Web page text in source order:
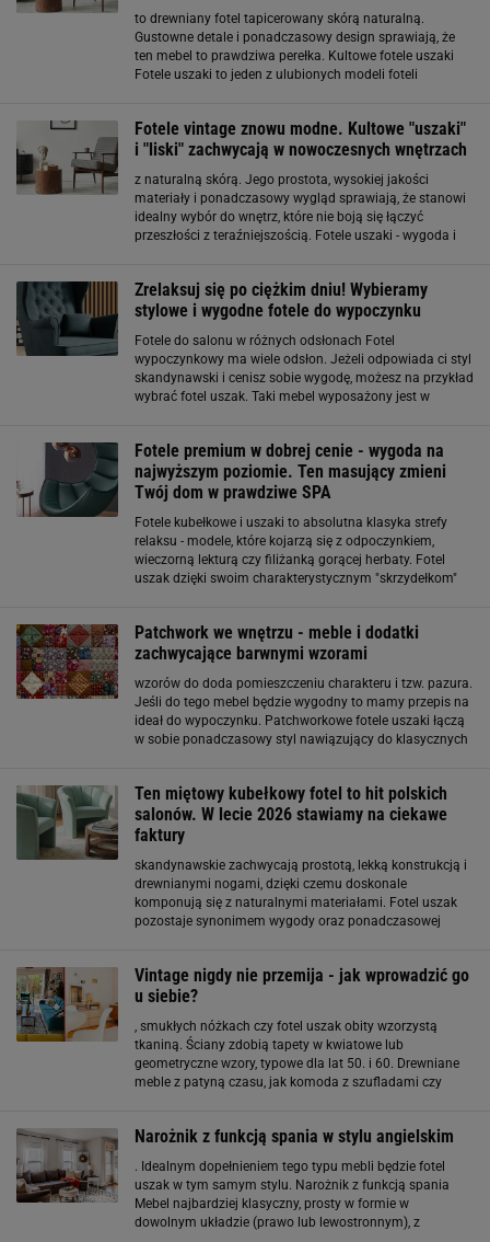
to drewniany fotel tapicerowany skórą naturalną.
Gustowne detale i ponadczasowy design sprawiają, że
ten mebel to prawdziwa perełka. Kultowe fotele uszaki
Fotele uszaki to jeden z ulubionych modeli foteli
Fotele vintage znowu modne. Kultowe "uszaki"
i "liski" zachwycają w nowoczesnych wnętrzach
z naturalną skórą. Jego prostota, wysokiej jakości
materiały i ponadczasowy wygląd sprawiają, że stanowi
idealny wybór do wnętrz, które nie boją się łączyć
przeszłości z teraźniejszością. Fotele uszaki - wygoda i
Zrelaksuj się po ciężkim dniu! Wybieramy
stylowe i wygodne fotele do wypoczynku
Fotele do salonu w różnych odsłonach Fotel
wypoczynkowy ma wiele odsłon. Jeżeli odpowiada ci styl
skandynawski i cenisz sobie wygodę, możesz na przykład
wybrać fotel uszak. Taki mebel wyposażony jest w
Fotele premium w dobrej cenie - wygoda na
najwyższym poziomie. Ten masujący zmieni
Twój dom w prawdziwe SPA
Fotele kubełkowe i uszaki to absolutna klasyka strefy
relaksu - modele, które kojarzą się z odpoczynkiem,
wieczorną lekturą czy filiżanką gorącej herbaty. Fotel
uszak dzięki swoim charakterystycznym "skrzydełkom"
Patchwork we wnętrzu - meble i dodatki
zachwycające barwnymi wzorami
wzorów do doda pomieszczeniu charakteru i tzw. pazura.
Jeśli do tego mebel będzie wygodny to mamy przepis na
ideał do wypoczynku. Patchworkowe fotele uszaki łączą
w sobie ponadczasowy styl nawiązujący do klasycznych
Ten miętowy kubełkowy fotel to hit polskich
salonów. W lecie 2026 stawiamy na ciekawe
faktury
skandynawskie zachwycają prostotą, lekką konstrukcją i
drewnianymi nogami, dzięki czemu doskonale
komponują się z naturalnymi materiałami. Fotel uszak
pozostaje synonimem wygody oraz ponadczasowej
Vintage nigdy nie przemija - jak wprowadzić go
u siebie?
, smukłych nóżkach czy fotel uszak obity wzorzystą
tkaniną. Ściany zdobią tapety w kwiatowe lub
geometryczne wzory, typowe dla lat 50. i 60. Drewniane
meble z patyną czasu, jak komoda z szufladami czy
Narożnik z funkcją spania w stylu angielskim
. Idealnym dopełnieniem tego typu mebli będzie fotel
uszak w tym samym stylu. Narożnik z funkcją spania
Mebel najbardziej klasyczny, prosty w formie w
dowolnym układzie (prawo lub lewostronnym), z